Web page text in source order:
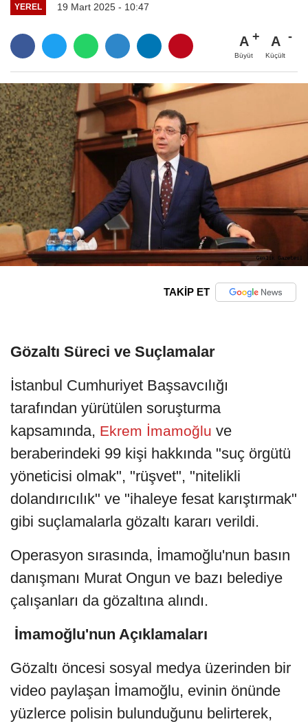
YEREL 19 Mart 2025 - 10:47
A
Büyüt
A
Küçült
TAKİP ET
Gözaltı Süreci ve Suçlamalar
İstanbul Cumhuriyet Başsavcılığı
tarafından yürütülen soruşturma
kapsamında, Ekrem İmamoğlu ve
beraberindeki 99 kişi hakkında "suç örgütü
yöneticisi olmak", "rüşvet", "nitelikli
dolandırıcılık" ve "ihaleye fesat karıştırmak"
gibi suçlamalarla gözaltı kararı verildi.
Operasyon sırasında, İmamoğlu'nun basın
danışmanı Murat Ongun ve bazı belediye
çalışanları da gözaltına alındı.
İmamoğlu'nun Açıklamaları
Gözaltı öncesi sosyal medya üzerinden bir
video paylaşan İmamoğlu, evinin önünde
yüzlerce polisin bulunduğunu belirterek,